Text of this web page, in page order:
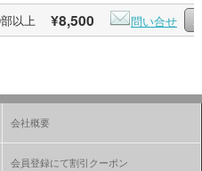
以上 ¥8,500 問い合せ
会社概要
会員登録にて割引クーポン